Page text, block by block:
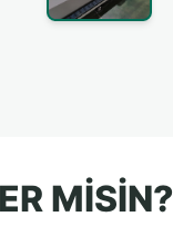
MISIN?